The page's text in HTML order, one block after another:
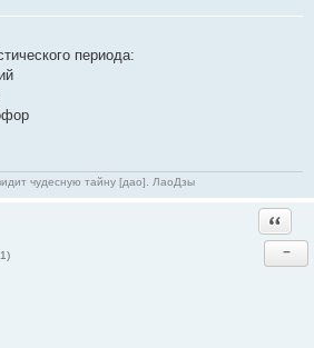
периода:
чудесную тайну [дао]. ЛаоДзы
−